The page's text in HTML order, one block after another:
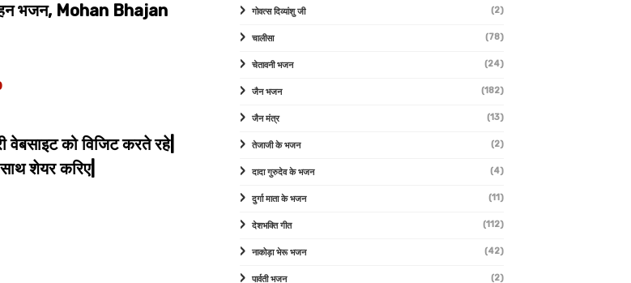
भजन, Mohan Bhajan
वेबसाइट को विजिट करते रहे|
शेयर करिए|
गोवत्स दिव्यांशु जी (2)
चालीसा (78)
चेतावनी भजन (24)
जैन भजन (182)
जैन मंत्र (13)
तेजाजी के भजन (2)
दादा गुरुदेव के भजन (4)
दुर्गा माता के भजन (11)
देशभक्ति गीत (112)
नाकोड़ा भेरू भजन (42)
पार्वती भजन (2)